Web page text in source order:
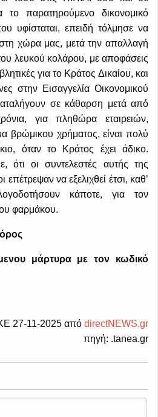
το παρατηρούμενο δικονομικό
υφίσταται, επειδή τόλμησε να
χώρα μας, μετά την απαλλαγή
λευκού κολάρου, με αποφάσεις
για το Κράτος Δικαίου, και
στην Εισαγγελία Οικονομικού
σε κάθαρση μετά από
για πληθώρα εταιρειών,
βρώμικου χρήματος, είναι πολύ
όταν το Κράτος έχει άδικο.
ότι οι συντελεστές αυτής της
να εξελιχθεί έτσι, καθ’
κάποτε, για τον
φαρμάκου.
μάρτυρα με τον κωδικό
27-11-2025 από directNEWS.gr
πηγή: .tanea.gr